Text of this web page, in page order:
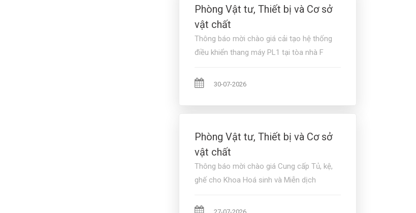
Phòng Vật tư, Thiết bị và Cơ sở
vật chất
Thông báo mời chào giá cải tạo hệ thống
điều khiển thang máy PL1 tại tòa nhà F
30-07-2026
Phòng Vật tư, Thiết bị và Cơ sở
vật chất
Thông báo mời chào giá Cung cấp Tủ, kệ,
ghế cho Khoa Hoá sinh và Miễn dịch